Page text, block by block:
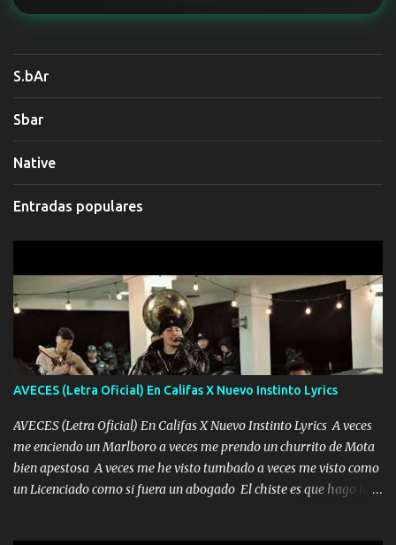
S.bAr
Sbar
Native
Entradas populares
AVECES (Letra Oficial) En Califas X Nuevo Instinto Lyrics
AVECES (Letra Oficial) En Califas X Nuevo Instinto Lyrics A veces
me enciendo un Marlboro a veces me prendo un churrito de Mota
bien apestosa A veces me he visto tumbado a veces me visto como
un Licenciado como si fuera un abogado El chiste es que hago lo